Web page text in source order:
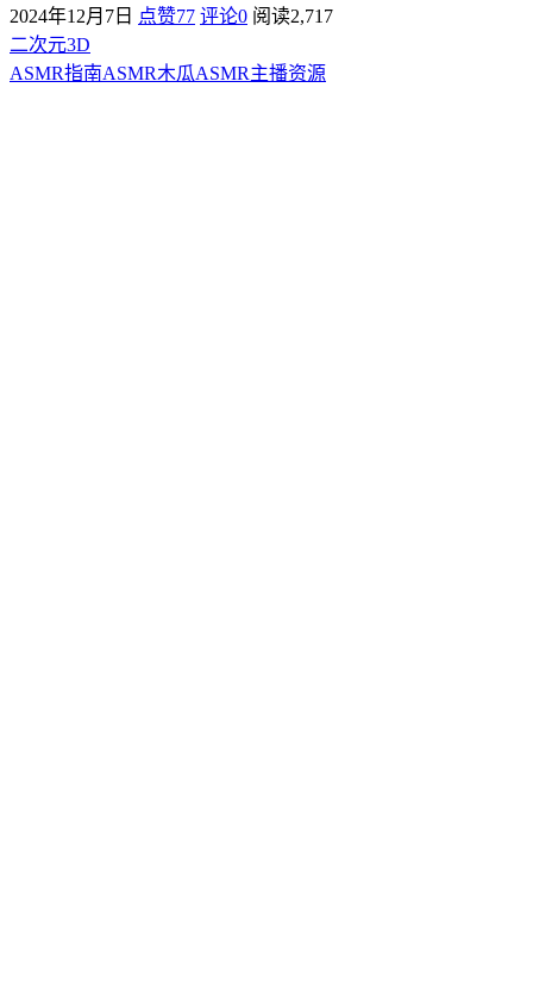
2024年12月7日 点赞77 评论0 阅读2,717
二次元3D
ASMR指南ASMR木瓜ASMR主播资源